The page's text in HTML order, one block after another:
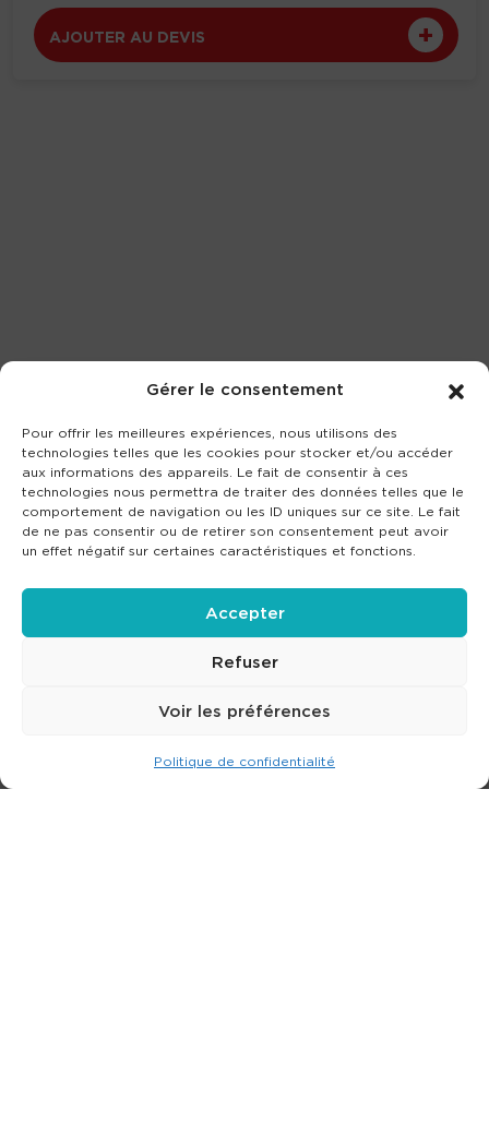
Gérer le consentement
Pour offrir les meilleures expériences, nous utilisons des
technologies telles que les cookies pour stocker et/ou accéder
aux informations des appareils. Le fait de consentir à ces
technologies nous permettra de traiter des données telles que le
comportement de navigation ou les ID uniques sur ce site. Le fait
de ne pas consentir ou de retirer son consentement peut avoir
un effet négatif sur certaines caractéristiques et fonctions.
Accepter
Refuser
Voir les préférences
Politique de confidentialité
AJOUTER AU DEVIS